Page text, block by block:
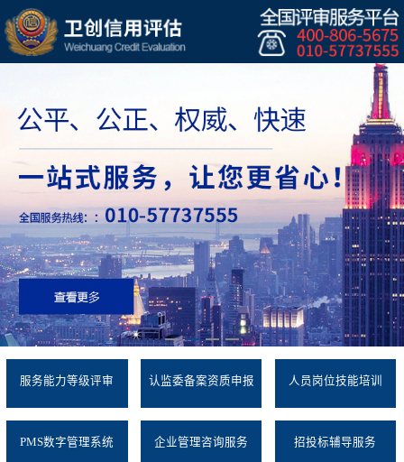
服务能力等级评审 认监委备案资质申报 人员岗位技能培训
PMS数字管理系统 企业管理咨询服务 招投标辅导服务